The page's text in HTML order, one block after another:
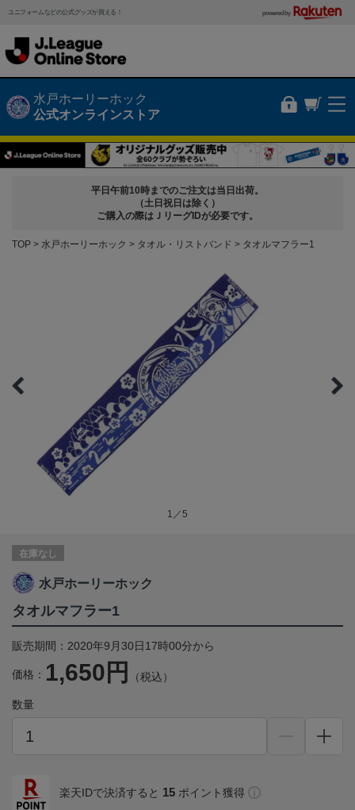
ユニフォームなどの公式グッズが買える！ powered by
水戸ホーリーホック
公式オンラインストア
平日午前10時までのご注文は当日出荷。
（土日祝日は除く）
ご購入の際はＪリーグIDが必要です。
TOP 水戸ホーリーホック タオル・リストバンド タオルマフラー1
1／5
在庫なし
水戸ホーリーホック
タオルマフラー1
販売期間：2020年9月30日17時00分から
価格： 1,650円 （税込）
数量
楽天IDで決済すると 15 ポイント獲得